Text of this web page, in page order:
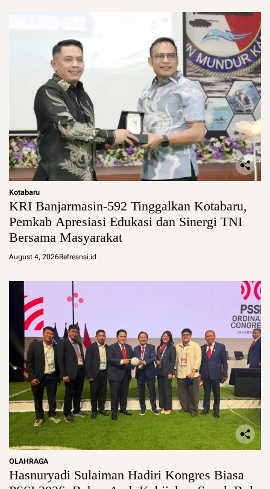
Kotabaru
KRI Banjarmasin-592 Tinggalkan Kotabaru,
Pemkab Apresiasi Edukasi dan Sinergi TNI
Bersama Masyarakat
August 4, 2026Refresnsi.id
OLAHRAGA
Hasnuryadi Sulaiman Hadiri Kongres Biasa